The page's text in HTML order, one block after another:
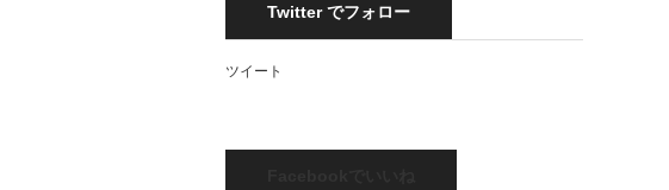
Twitter でフォロー
ツイート